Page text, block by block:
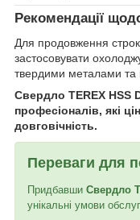
Рекомендації
Для продовження
застосовувати
твердими металами та
Свердло TEREX HSS
професіоналів, які
довговічність.
Переваги для
Придбавши Свердло
унікальні умови